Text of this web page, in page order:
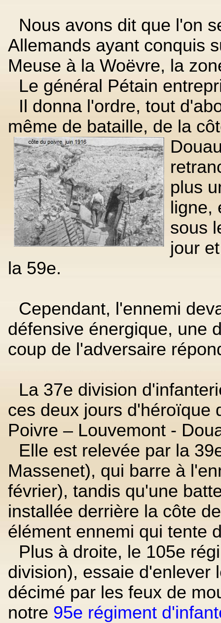
Nous avons dit que l'on
Allemands ayant conquis
Meuse à la Woëvre, la
Le général Pétain
Il donna l'ordre, tout
même de bataille, de la
plus
sous
jour
la 59e.
Cependant, l'ennemi
défensive énergique, une
coup de l'adversaire
La 37e division
ces deux jours d'héroïque
Poivre – Louvemont -
Elle est relevée par la
Massenet), qui barre à
février), tandis qu'une
installée derrière la côte
élément ennemi qui tente
Plus à droite, le 105e
division), essaie d'enlever
décimé par les feux de
notre 95e régiment